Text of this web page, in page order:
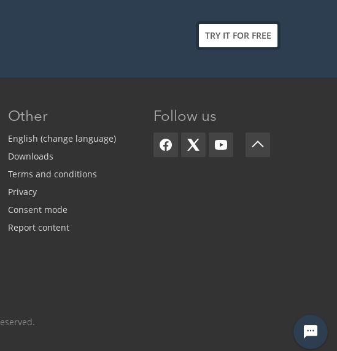
TRY IT FOR FREE
Other
English (change language)
Downloads
Terms and conditions
Privacy
Consent mode
Report content
Follow us